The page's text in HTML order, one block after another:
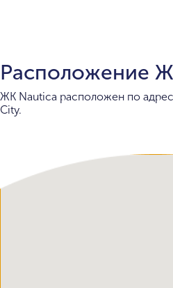
Расположение
ЖК Nautica расположен по
City.